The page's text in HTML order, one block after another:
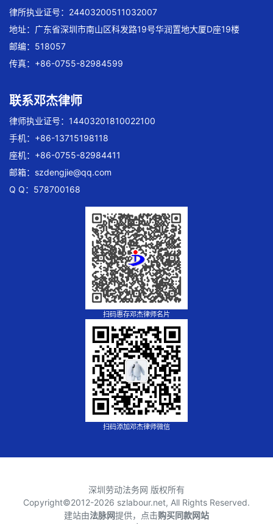
律所执业证号：24403200511032007
地址：广东省深圳市南山区科发路19号华润置地大厦D座19楼
邮编：518057
传真：+86-0755-82984599
联系邓杰律师
律师执业证号：14403201810022100
手机：+86-13715198118
座机：+86-0755-82984411
邮箱： szdengjie@qq.com
Q Q：578700168
扫码惠存邓杰律师名片
扫码添加邓杰律师微信
深圳劳动法务网 版权所有
Copyright©2012-2026 szlabour.net, All Rights Reserved.
建站由法脉网提供，点击购买同款网站